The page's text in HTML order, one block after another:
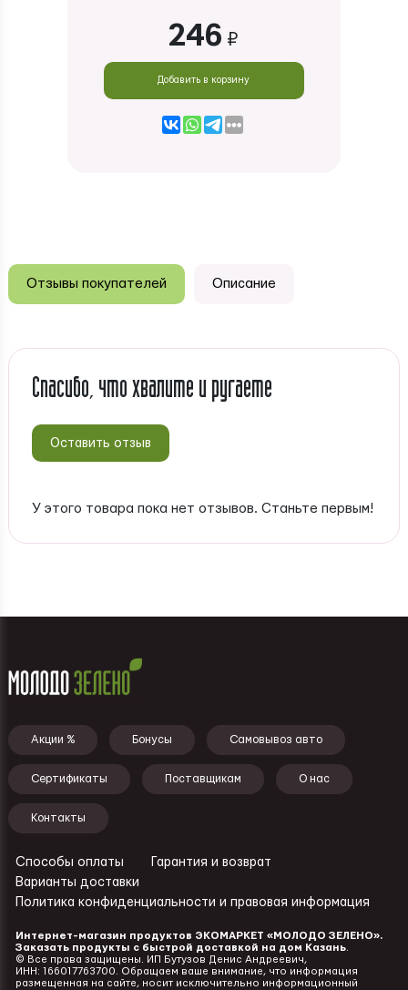
246 ₽
Добавить в корзину
Отзывы покупателей Описание
Спасибо, что хвалите и ругаете
Оставить отзыв
У этого товара пока нет отзывов. Станьте первым!
Подвал - меню
Акции % Бонусы Самовывоз авто
Сертификаты Поставщикам О нас
Контакты
Ссылки - подвал
Способы оплаты
Гарантия и возврат
Варианты доставки
Политика конфиденциальности и правовая информация
Интернет-магазин продуктов ЭКОМАРКЕТ «МОЛОДО ЗЕЛЕНО».
Заказать продукты с быстрой доставкой на дом Казань.
©️ Все права защищены. ИП Бутузов Денис Андреевич,
ИНН: 166017763700. Обращаем ваше внимание, что информация
размещенная на сайте, носит исключительно информационный